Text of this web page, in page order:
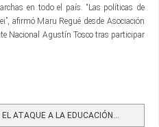
en todo el país. “Las políticas de
afirmó Maru Regué desde Asociación
Nacional Agustín Tosco tras participar
ATAQUE A LA EDUCACIÓN...